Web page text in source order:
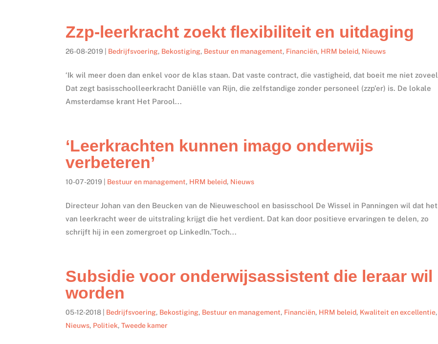
Zzp-leerkracht zoekt flexibiliteit en uitdaging
26-08-2019 Bedrijfsvoering, Bekostiging, Bestuur en management, Financiën, HRM beleid, Nieuws
‘Ik wil meer doen dan enkel voor de klas staan. Dat vaste contract, die vastigheid, dat boeit me niet
Dat zegt basisschoolleerkracht Daniëlle van Rijn, die zelfstandige zonder personeel (zzp’er) is. De lokale
Amsterdamse krant Het Parool...
‘Leerkrachten kunnen imago onderwijs
verbeteren’
10-07-2019 Bestuur en management, HRM beleid, Nieuws
Directeur Johan van den Beucken van de Nieuweschool en basisschool De Wissel in Panningen wil dat
van leerkracht weer de uitstraling krijgt die het verdient. Dat kan door positieve ervaringen te delen, zo
schrijft hij in een zomergroet op LinkedIn.’Toch...
Subsidie voor onderwijsassistent die leraar wil
worden
05-12-2018 Bedrijfsvoering, Bekostiging, Bestuur en management, Financiën, HRM beleid, Kwaliteit en excellentie,
Nieuws, Politiek,Tweede kamer